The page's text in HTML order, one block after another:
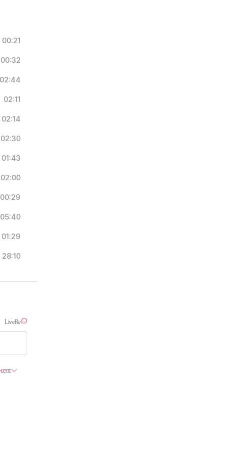
00:21
00:32
02:44
02:11
02:14
02:30
01:43
02:00
00:29
05:40
01:29
28:10